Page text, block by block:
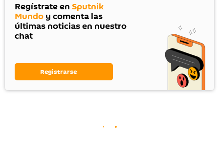
Regístrate en Sputnik
Mundo y comenta las
últimas noticias en nuestro
chat
Registrarse